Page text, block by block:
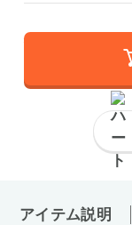
アイテム説明